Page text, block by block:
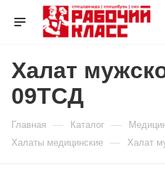
Халат
09ТСД
Главная — Каталог —
Халаты медицинские — Халат